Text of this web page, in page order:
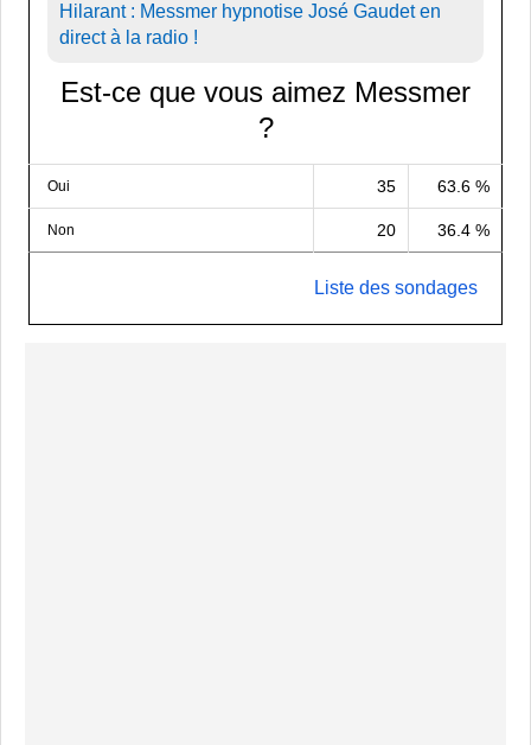
Hilarant : Messmer hypnotise José Gaudet en
direct à la radio !
Est-ce que vous aimez Messmer
?
Oui 35 63.6 %
Non 20 36.4 %
Liste des sondages